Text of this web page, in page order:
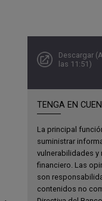
Descargar
las 11:51)
TENGA EN
La principal
suministrar
vulnerabilidades
financiero. Las
son
contenidos no